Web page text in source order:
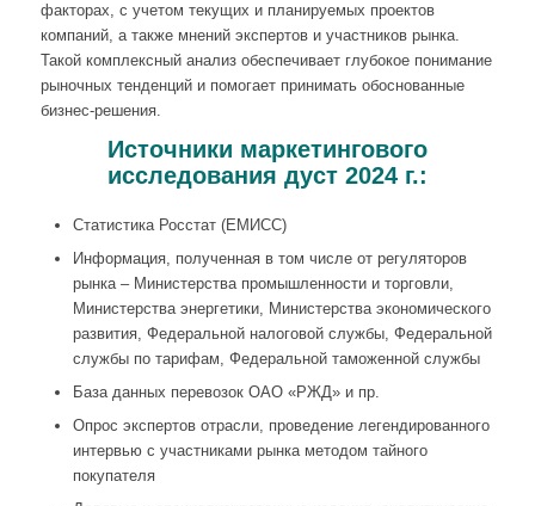
факторах, с учетом текущих и планируемых проектов
компаний, а также мнений экспертов и участников рынка.
Такой комплексный анализ обеспечивает глубокое понимание
рыночных тенденций и помогает принимать обоснованные
бизнес-решения.
Источники маркетингового
исследования дуст 2024 г.:
Статистика Росстат (ЕМИСС)
Информация, полученная в том числе от регуляторов
рынка – Министерства промышленности и торговли,
Министерства энергетики, Министерства экономического
развития, Федеральной налоговой службы, Федеральной
службы по тарифам, Федеральной таможенной службы
База данных перевозок ОАО «РЖД» и пр.
Опрос экспертов отрасли, проведение легендированного
интервью с участниками рынка методом тайного
покупателя